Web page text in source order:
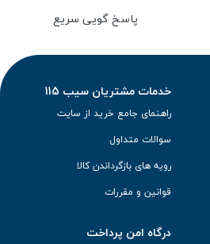
پاسخ گویی سریع
خدمات مشتریان سیب 115
راهنمای جامع خرید از سایت
سوالات متداول
رویه های بازگرداندن کالا
قوانین و مقررات
درگاه امن پرداخت